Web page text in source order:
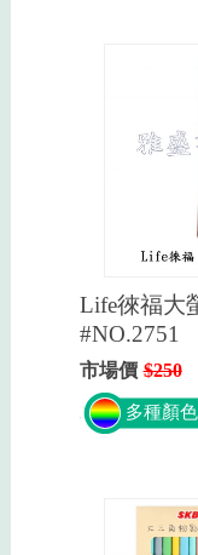
Life徠福大
#NO.2751
市場價 $250
多種顏